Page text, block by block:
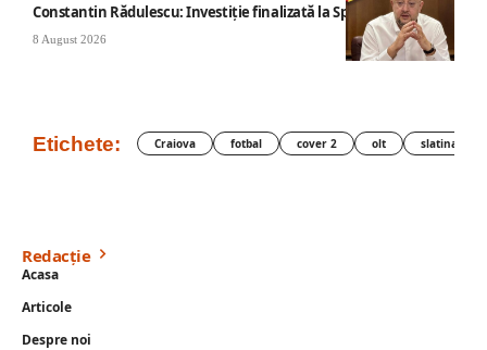
Constantin Rădulescu: Investiție finalizată la Spitalul Mihăești
8 August 2026
Etichete: Craiova fotbal cover 2 olt slatina
Redacție
Acasa
Articole
Despre noi